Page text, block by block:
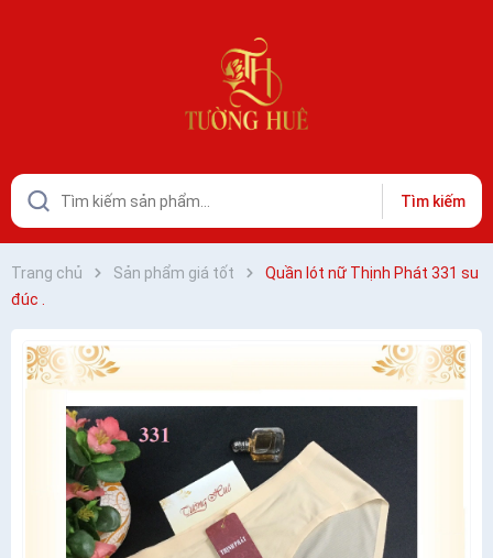
Tìm kiếm
Trang chủ Sản phẩm giá tốt
Quần lót nữ Thịnh Phát 331 su
đúc .